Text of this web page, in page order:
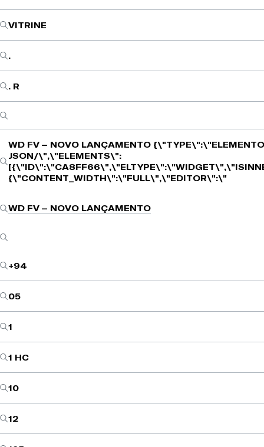
VITRINE
.
. R
WD FV – NOVO LANÇAMENTO
JSON/\",\"ELEMENTS\":
{\"CONTENT_WIDTH\":\"FULL\",\"EDITOR\":\"
WD FV – NOVO LANÇAMENTO
+94
05
1
1 HC
10
12